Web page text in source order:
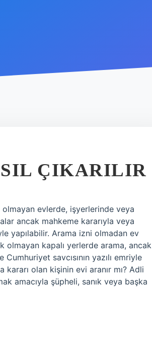
ÇIKARILIR
olmayan evlerde, işyerlerinde veya
ancak mahkeme kararıyla veya
yapılabilir. Arama izni olmadan ev
olmayan kapalı yerlerde arama, ancak
savcısının yazılı emriyle
olan kişinin evi aranır mı? Adli
amacıyla şüpheli, sanık veya başka